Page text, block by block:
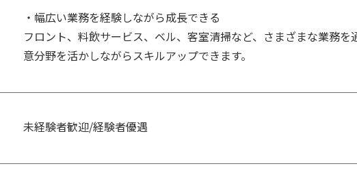
・幅広い業務を経験しながら成長できる
フロント、料飲サービス、ベル、客室清掃など、さまざまな業務
意分野を活かしながらスキルアップできます。
未経験者歓迎/経験者優遇